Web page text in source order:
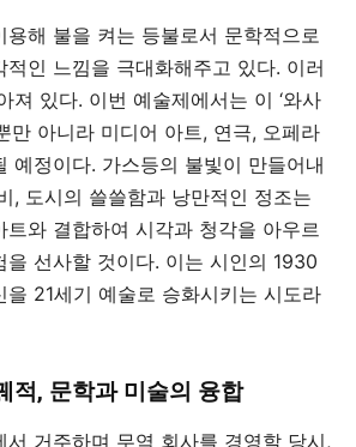
용해 불을 켜는 등불로서 문학적으로
적인 느낌을 극대화해주고 있다. 이러
져 있다. 이번 예술제에서는 이 ‘와사
만 아니라 미디어 아트, 연극, 오페라
예정이다. 가스등의 불빛이 만들어내
, 도시의 쓸쓸함과 낭만적인 정조는
트와 결합하여 시각과 청각을 아우르
을 선사할 것이다. 이는 시인의 1930
을 21세기 예술로 승화시키는 시도라
적, 문학과 미술의 융합
서 거주하며 무역 회사를 경영할 당시,